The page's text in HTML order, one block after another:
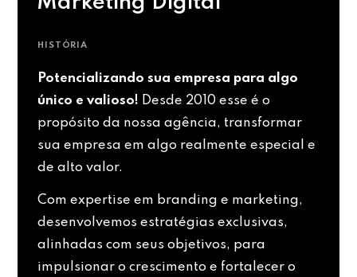
HISTÓRIA
Potencializando sua empresa para algo
único e valioso! Desde 2010 esse é o
propósito da nossa agência, transformar
sua empresa em algo realmente especial e
de alto valor.
Com expertise em branding e marketing,
desenvolvemos estratégias exclusivas,
alinhadas com seus objetivos, para
impulsionar o crescimento e fortalecer o